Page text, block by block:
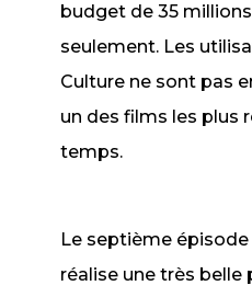
budget de 35
seulement. Les
Culture ne sont pas
un des films les plus
temps.
Le septième
réalise une très belle